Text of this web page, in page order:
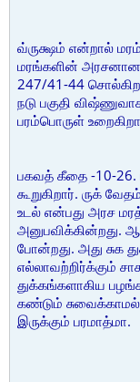
வ்ருக்ஷம் என்றால்
மரங்களின் அரசனான
247/41-44
நடு பகுதி
பரம்பொருள்
பகவத் கீதை -10-26.
கூறுகிறார். ருக்
உடல் என்பது அரச
அனுபவிக்கின்றது.
போன்றது. அது சுக
எல்லாவற்றிர்க்கும்
துக்கங்களாகிய
கண்டும் சுவைக்காமல்
இருக்கும் பரமாத்மா.